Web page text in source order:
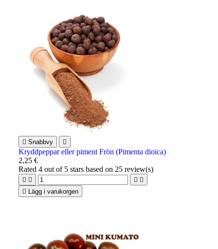
 Snabbvy 
Kryddpeppar eller piment Frön (Pimenta dioica)
2,25 €
Rated4 out of 5 stars based on 25 review(s)
   
 Lägg i varukorgen